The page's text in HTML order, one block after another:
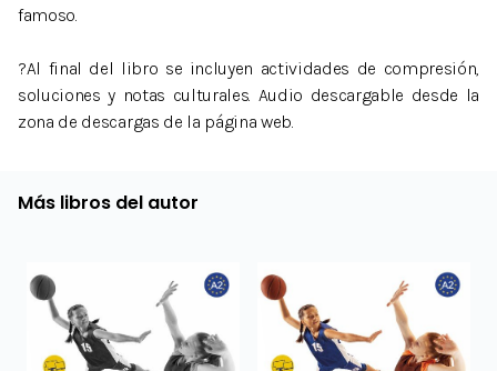
famoso.
?Al final del libro se incluyen actividades de compresión,
soluciones y notas culturales. Audio descargable desde la
zona de descargas de la página web.
Más libros del autor